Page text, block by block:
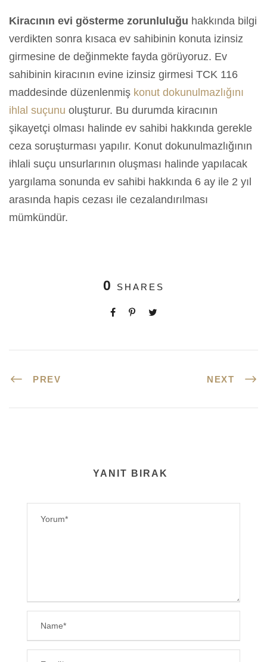
Kiracının evi gösterme zorunluluğu hakkında bilgi
verdikten sonra kısaca ev sahibinin konuta izinsiz
girmesine de değinmekte fayda görüyoruz. Ev
sahibinin kiracının evine izinsiz girmesi TCK 116
maddesinde düzenlenmiş konut dokunulmazlığını
ihlal suçunu oluşturur. Bu durumda kiracının
şikayetçi olması halinde ev sahibi hakkında gerekle
ceza soruşturması yapılır. Konut dokunulmazlığının
ihlali suçu unsurlarının oluşması halinde yapılacak
yargılama sonunda ev sahibi hakkında 6 ay ile 2 yıl
arasında hapis cezası ile cezalandırılması
mümkündür.
0 SHARES
PREV NEXT
YANIT BIRAK